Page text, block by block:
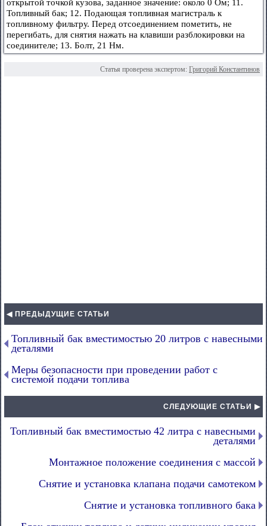
открытой точкой кузова, заданное значение: около 0 Ом; 11.
Топливный бак; 12. Подающая топливная магистраль к
топливному фильтру. Перед отсоединением пометить, не
перегибать, для снятия нажать на клавиши разблокировки на
соединителе; 13. Болт, 21 Нм.
Статья проверена экспертом: Григорий Константинов
◀ ПРЕДЫДУЩИЕ СТАТЬИ
Топливный бак вместимостью 20 литров с навесными
деталями
Меры безопасности при проведении работ с
системой подачи топлива
СЛЕДУЮЩИЕ СТАТЬИ ▶
Топливный бак вместимостью 42 литра с навесными
деталями
Монтажное положение соединения с массой
Снятие и установка клапана подачи самотеком
Снятие и установка топливного бака